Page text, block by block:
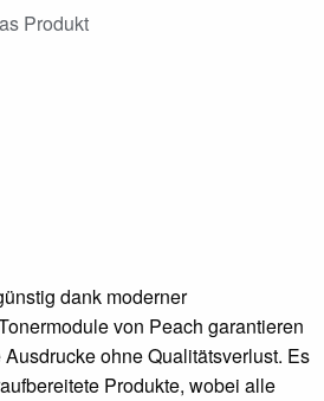
Produkt
dank moderner
von Peach garantieren
ohne Qualitätsverlust. Es
Produkte, wobei alle